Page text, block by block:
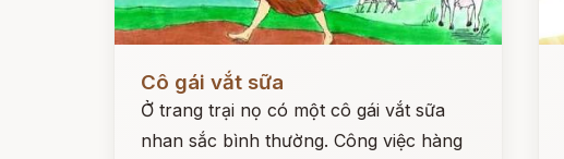
Cô gái vắt sữa
Ở trang trại nọ có một cô gái vắt sữa
nhan sắc bình thường. Công việc hàng